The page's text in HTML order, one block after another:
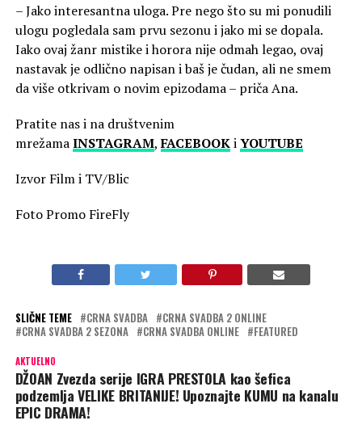
– Jako interesantna uloga. Pre nego što su mi ponudili
ulogu pogledala sam prvu sezonu i jako mi se dopala.
Iako ovaj žanr mistike i horora nije odmah legao, ovaj
nastavak je odlično napisan i baš je čudan, ali ne smem
da više otkrivam o novim epizodama – priča Ana.
Pratite nas i na društvenim
mrežamaINSTAGRAM,FACEBOOKiYOUTUBE
Izvor Film i TV/Blic
Foto Promo FireFly
SLIČNE TEME CRNA SVADBA
CRNA SVADBA 2 ONLINE
CRNA SVADBA 2 SEZONA
CRNA SVADBA ONLINE FEATURED
AKTUELNO
DŽOAN Zvezda serije IGRA PRESTOLA kao šefica
podzemlja VELIKE BRITANIJE! Upoznajte KUMU na kanalu
EPIC DRAMA!